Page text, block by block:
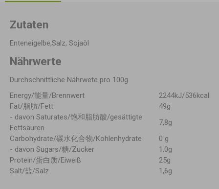
Zutaten
Enteneigelbe,Salz, Sojaöl
Nährwerte
Durchschnittliche Nährwete pro 100g
Energy/能量/Brennwert
2244kJ/536kcal
Fat/脂肪/Fett
49g
- davon Saturates/饱和脂肪酸/gesättigte
Fettsäuren
7,8g
Carbohydrate/碳水化合物/Kohlenhydrate
0 g
- davon Sugars/糖/Zucker
1,0g
Protein/蛋白质/Eiweiß
25g
Salt/盐/Salz
1,6g